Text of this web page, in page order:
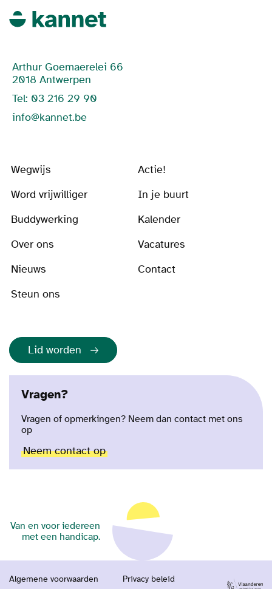
Arthur Goemaerelei 66
2018 Antwerpen
Tel: 03 216 29 90
info@kannet.be
Wegwijs
Actie!
Word vrijwilliger
In je buurt
Buddywerking
Kalender
Over ons
Vacatures
Nieuws
Contact
Steun ons
Lid worden
Vragen?
Vragen of opmerkingen? Neem dan contact met ons
op
Neem contact op
Van en voor iedereen
met een handicap.
Algemene voorwaarden
Privacy beleid